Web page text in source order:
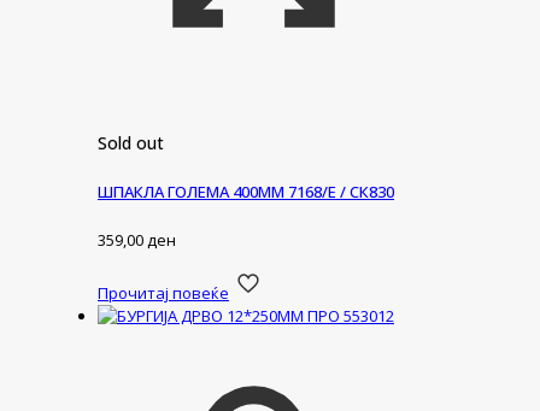
Sold out
ШПАКЛА ГОЛЕМА 400ММ 7168/Е / СК830
359,00ден
Прочитај повеќе